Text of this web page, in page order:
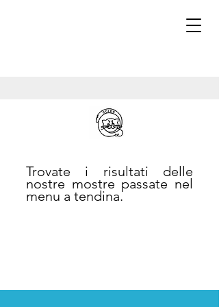
Trovate i risultati delle
nostre mostre passate nel
menu a tendina.